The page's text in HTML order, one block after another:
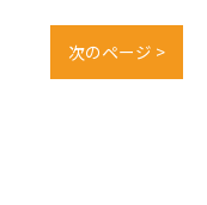
次のページ >